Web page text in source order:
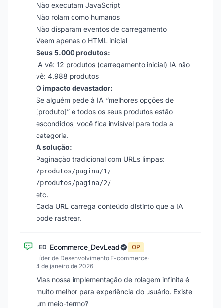
Não executam JavaScript
Não rolam como humanos
Não disparam eventos de carregamento
Veem apenas o HTML inicial
Seus 5.000 produtos:
IA vê: 12 produtos (carregamento inicial) IA não
vê: 4.988 produtos
O impacto devastador:
Se alguém pede à IA “melhores opções de
[produto]” e todos os seus produtos estão
escondidos, você fica invisível para toda a
categoria.
A solução:
Paginação tradicional com URLs limpas:
/produtos/pagina/1/
/produtos/pagina/2/
etc.
Cada URL carrega conteúdo distinto que a IA
pode rastrear.
ED Ecommerce_DevLead
OP
Líder de Desenvolvimento E-commerce·
4 de janeiro de 2026
Mas nossa implementação de rolagem infinita é
muito melhor para experiência do usuário. Existe
um meio-termo?